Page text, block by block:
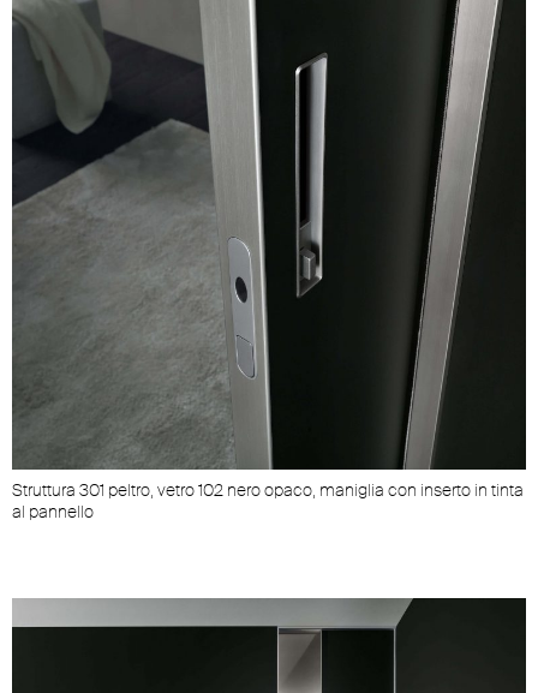
Struttura 301 peltro, vetro 102 nero opaco, maniglia con inserto in tinta
al pannello